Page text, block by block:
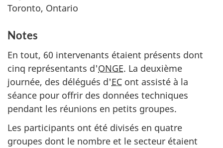
n
o
c
u
m
e
n
t
Toronto, Ontario
Notes
En tout, 60 intervenants étaient présents dont
cinq représentants d'ONGE. La deuxième
journée, des délégués d'EC ont assisté à la
séance pour offrir des données techniques
pendant les réunions en petits groupes.
Les participants ont été divisés en quatre
groupes dont le nombre et le secteur étaient